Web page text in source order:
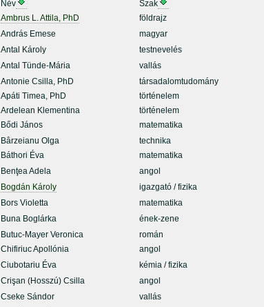
Név Szak
Ambrus L. Attila, PhD földrajz
András Emese magyar
Antal Károly testnevelés
Antal Tünde-Mária vallás
Antonie Csilla, PhD társadalomtudomány
Apáti Timea, PhD történelem
Ardelean Klementina történelem
Bődi János matematika
Bârzeianu Olga technika
Báthori Éva matematika
Benţea Adela angol
Bogdán Károly igazgató / fizika
Bors Violetta matematika
Buna Boglárka ének-zene
Butuc-Mayer Veronica román
Chifiriuc Apollónia angol
Ciubotariu Éva kémia / fizika
Crişan (Hosszú) Csilla angol
Cseke Sándor vallás